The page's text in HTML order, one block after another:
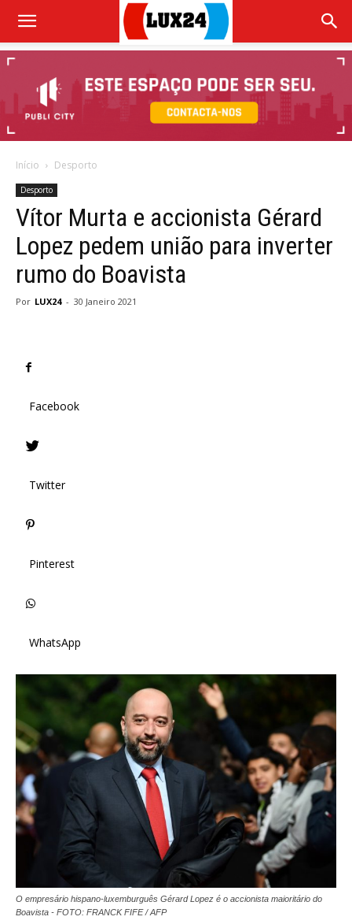
Início Desporto
Desporto
Vítor Murta e accionista Gérard
Lopez pedem união para inverter
rumo do Boavista
Por LUX24 - 30 Janeiro 2021
Facebook
Twitter
Pinterest
WhatsApp
O empresário hispano-luxemburguês Gérard Lopez é o accionista maioritário do
Boavista - FOTO: FRANCK FIFE / AFP